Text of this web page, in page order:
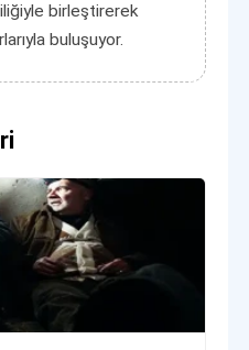
birleştirerek
buluşuyor.